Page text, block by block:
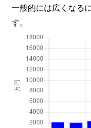
一般的には広くなる
す。